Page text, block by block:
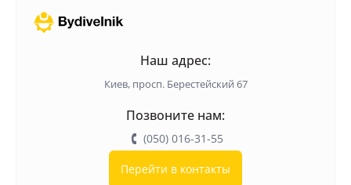
Наш адрес:
Киев, просп. Берестейский 67
Позвоните нам:
(050) 016-31-55
Перейти в контакты